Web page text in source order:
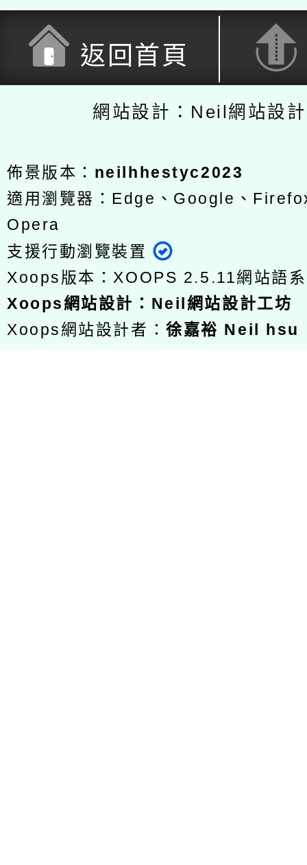
返回首頁
網站設計：Neil網站設
佈景版本： neilhhestyc2023
適用瀏覽器：Edge、Google、
Opera
支援行動瀏覽裝置
Xoops版本： XOOPS 2.5.11網站語
Xoops網站設計 ： Neil網站設計工坊
Xoops網站設計者：徐嘉裕 Neil hsu